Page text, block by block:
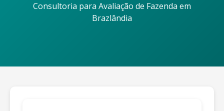
Consultoria para Avaliação de Fazenda em
Brazlândia